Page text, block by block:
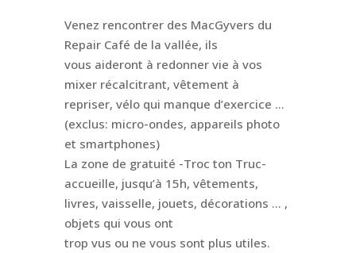
Venez rencontrer des MacGyvers du
Repair Café de la vallée, ils
vous aideront à redonner vie à vos
mixer récalcitrant, vêtement à
repriser, vélo qui manque d’exercice …
(exclus: micro-ondes, appareils photo
et smartphones)
La zone de gratuité -Troc ton Truc-
accueille, jusqu’à 15h, vêtements,
livres, vaisselle, jouets, décorations … ,
objets qui vous ont
trop vus ou ne vous sont plus utiles.